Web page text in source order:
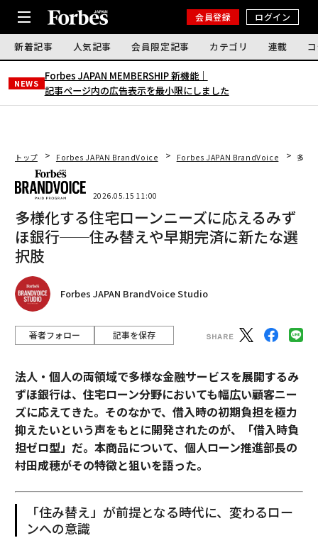
会員登録 ログイン
新着記事 人気記事 会員限定記事 カテゴリ 連載
NEWS
Forbes JAPAN MEMBERSHIP 新機能｜
記事ページ内の広告表示を最小限にしました
トップ Forbes JAPAN BrandVoice Forbes JAPAN BrandVoice 多様
2026.05.15 11:00
多様化する住宅ローンニーズに応えるみず
ほ銀行──住み替えや早期完済に新たな選
択肢
Forbes JAPAN BrandVoice Studio
著者フォロー 記事を保存
法人・個人の両領域で多様な金融サービスを展開するみ
ずほ銀行は、住宅ローン分野においても幅広い顧客ニー
ズに応えてきた。そのなかで、借入時の初期負担を極力
抑えたいという声をもとに開発されたのが、「借入時負
担ゼロ型」だ。本商品について、個人ローン推進部長の
村田成穂がその特徴と狙いを語った。
「住み替え」が前提となる時代に、変わるロー
ンへの意識